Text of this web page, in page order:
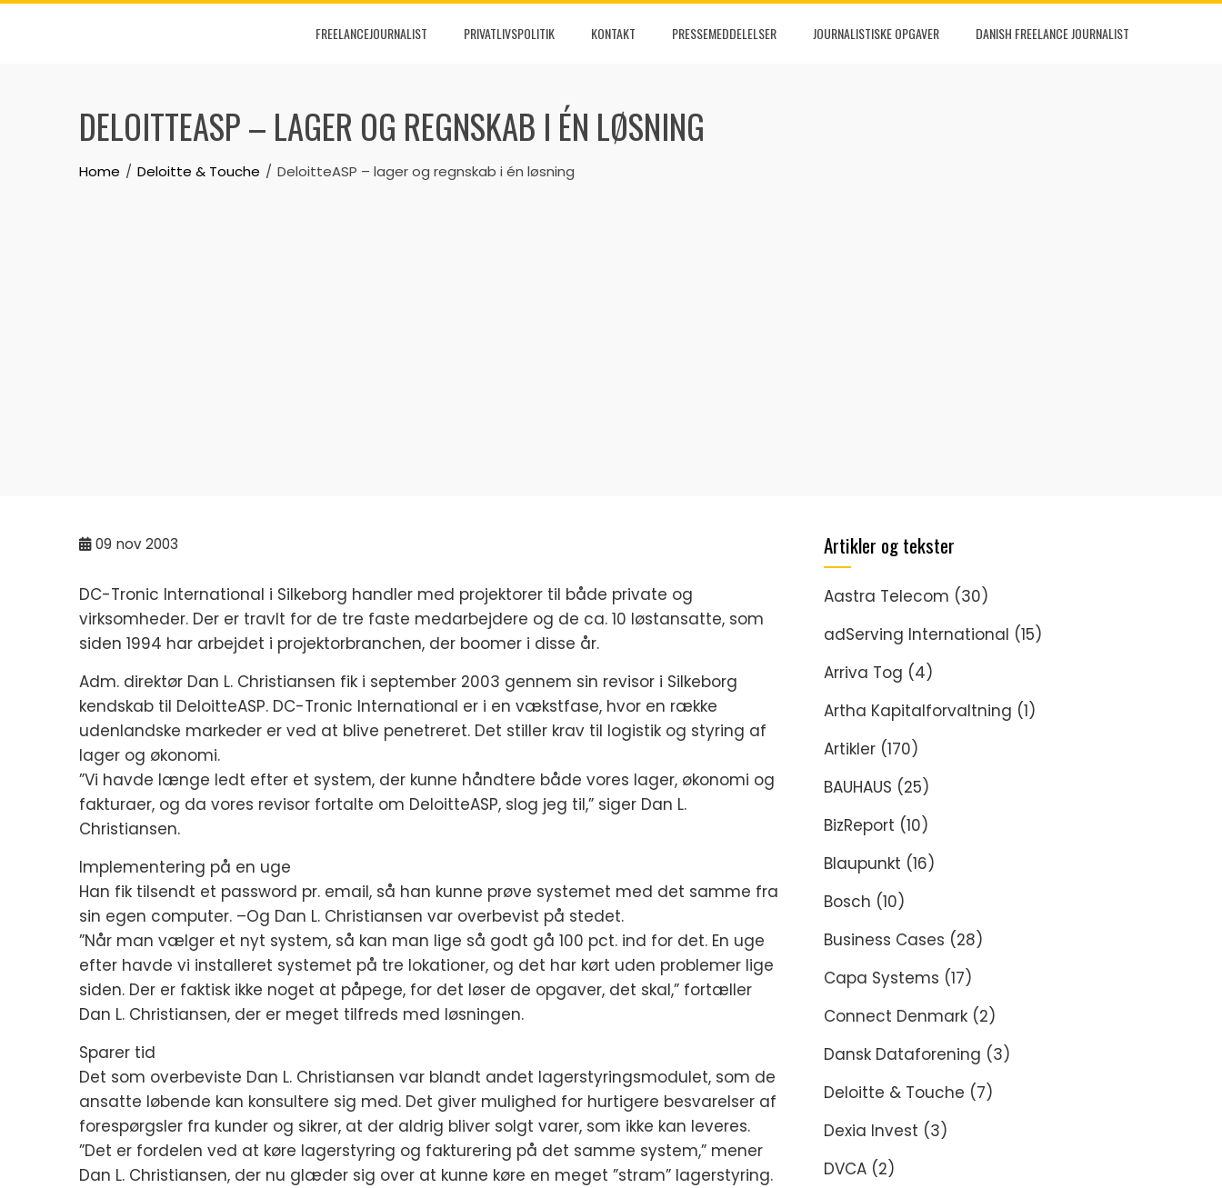
Skip
FREELANCEJOURNALIST PRIVATLIVSPOLITIK KONTAKT PRESSEMEDDELELSER JOURNALISTISKE OPGAVER DANISH FREELANCE JOURNALIST
DELOITTEASP – LAGER OG REGNSKAB I ÉN LØSNING
Home Deloitte & Touche DeloitteASP – lager og regnskab i én løsning
09 nov 2003
DC-Tronic International i Silkeborg handler med projektorer til både private og
virksomheder. Der er travlt for de tre faste medarbejdere og de ca. 10 løstansatte, som
siden 1994 har arbejdet i projektorbranchen, der boomer i disse år.
Adm. direktør Dan L. Christiansen fik i september 2003 gennem sin revisor i Silkeborg
kendskab til DeloitteASP. DC-Tronic International er i en vækstfase, hvor en række
udenlandske markeder er ved at blive penetreret. Det stiller krav til logistik og styring af
lager og økonomi.
”Vi havde længe ledt efter et system, der kunne håndtere både vores lager, økonomi og
fakturaer, og da vores revisor fortalte om DeloitteASP, slog jeg til,” siger Dan L.
Christiansen.
Implementering på en uge
Han fik tilsendt et password pr. email, så han kunne prøve systemet med det samme fra
sin egen computer. –Og Dan L. Christiansen var overbevist på stedet.
”Når man vælger et nyt system, så kan man lige så godt gå 100 pct. ind for det. En uge
efter havde vi installeret systemet på tre lokationer, og det har kørt uden problemer lige
siden. Der er faktisk ikke noget at påpege, for det løser de opgaver, det skal,” fortæller
Dan L. Christiansen, der er meget tilfreds med løsningen.
Sparer tid
Det som overbeviste Dan L. Christiansen var blandt andet lagerstyringsmodulet, som de
ansatte løbende kan konsultere sig med. Det giver mulighed for hurtigere besvarelser af
forespørgsler fra kunder og sikrer, at der aldrig bliver solgt varer, som ikke kan leveres.
”Det er fordelen ved at køre lagerstyring og fakturering på det samme system,” mener
Dan L. Christiansen, der nu glæder sig over at kunne køre en meget ”stram” lagerstyring.
Artikler og tekster
Aastra Telecom (30)
adServing International (15)
Arriva Tog (4)
Artha Kapitalforvaltning (1)
Artikler (170)
BAUHAUS (25)
BizReport (10)
Blaupunkt (16)
Bosch (10)
Business Cases (28)
Capa Systems (17)
Connect Denmark (2)
Dansk Dataforening (3)
Deloitte & Touche (7)
Dexia Invest (3)
DVCA (2)